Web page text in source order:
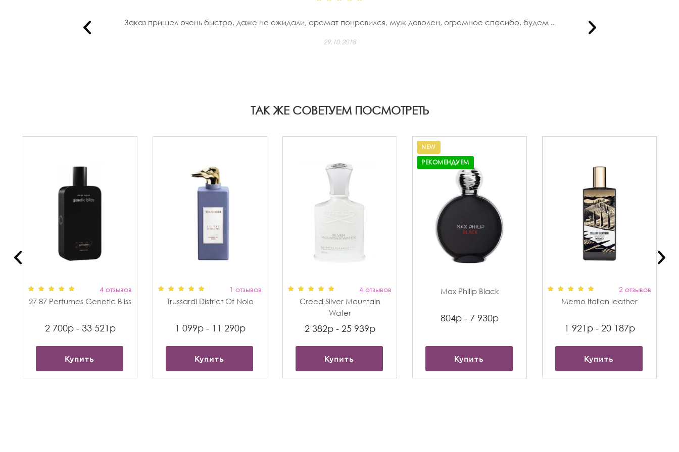
Заказ пришел очень быстро, даже не ожидали, аромат понравился, муж доволен, огромное спасибо, будем ..
29.10.2018
ТАК ЖЕ СОВЕТУЕМ ПОСМОТРЕТЬ
4 отзывов
27 87 Perfumes Genetic Bliss
2 700р - 33 521р
Купить
1 отзывов
Trussardi District Of Nolo
1 099р - 11 290р
Купить
4 отзывов
Creed Silver Mountain
Water
2 382р - 25 939р
Купить
NEW
РЕКОМЕНДУЕМ
Max Philip Black
804р - 7 930р
Купить
2 отзывов
Memo Italian leather
1 921р - 20 187р
Купить